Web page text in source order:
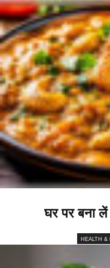
घर पर बना लें
HEALTH &